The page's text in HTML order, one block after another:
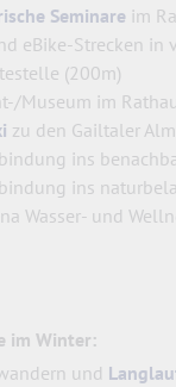
Seminare im
eBike-Strecken in
(200m)
Museum im
zu den Gailtaler
ins
ins
Wasser- und
im Winter:
und